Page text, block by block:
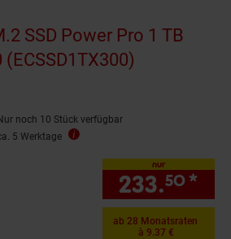
SSD Power Pro 1 TB
noch 10 Stück verfügbar
5 Werktage
nur
233.50 *
ab 28 Monatsraten
à 9.37 €